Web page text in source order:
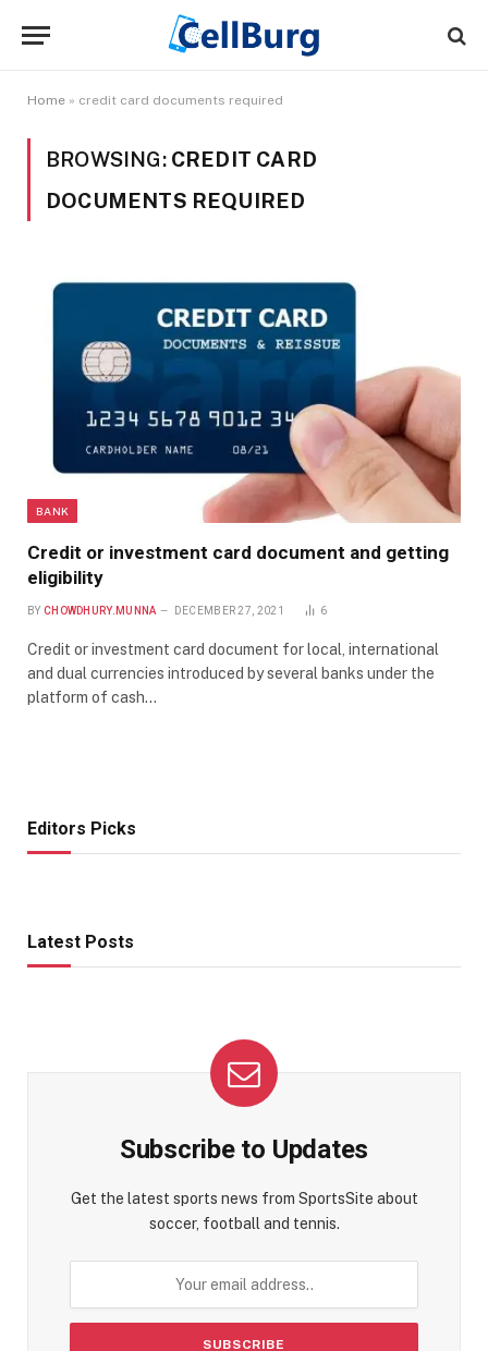
Home » credit card documents required
BROWSING: CREDIT CARD
DOCUMENTS REQUIRED
BANK
Credit or investment card document and getting
eligibility
BY CHOWDHURY.MUNNA DECEMBER 27, 2021 6
Credit or investment card document for local, international
and dual currencies introduced by several banks under the
platform of cash…
Editors Picks
Latest Posts
Subscribe to Updates
Get the latest sports news from SportsSite about
soccer, football and tennis.